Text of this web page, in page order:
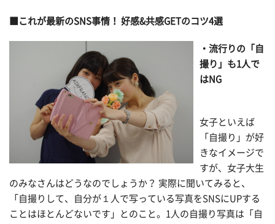
■これが最新のSNS事情！ 好感&共感GETのコツ4選
・流行りの「自
撮り」も1人で
はNG
女子といえば
「自撮り」が好
きなイメージで
すが、女子大生
のみなさんはどうなのでしょうか？ 実際に聞いてみると、
「自撮りして、自分が１人で写っている写真をSNSにUPする
ことはほとんどないです」とのこと。1人の自撮り写真は「自